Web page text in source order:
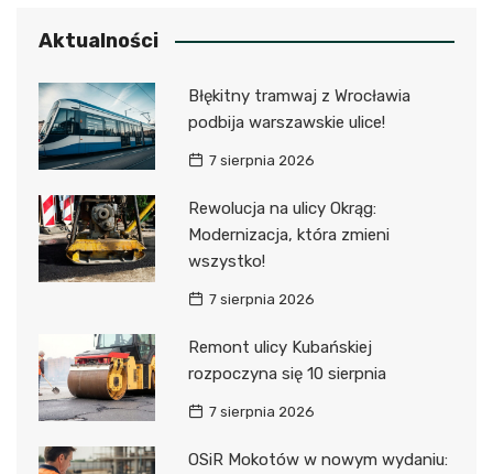
Aktualności
Błękitny tramwaj z Wrocławia
podbija warszawskie ulice!
7 sierpnia 2026
Rewolucja na ulicy Okrąg:
Modernizacja, która zmieni
wszystko!
7 sierpnia 2026
Remont ulicy Kubańskiej
rozpoczyna się 10 sierpnia
7 sierpnia 2026
OSiR Mokotów w nowym wydaniu: